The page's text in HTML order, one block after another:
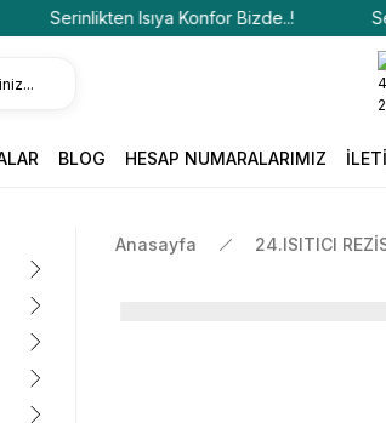
Serinlikten Isıya Konfor Bizde..! Sern
BLOG HESAP NUMARALARIMIZ
Anasayfa 24.ISITICI